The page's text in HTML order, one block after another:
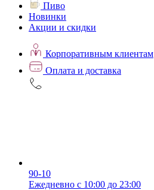
Пиво
Новинки
Акции и скидки
Корпоративным клиентам
Оплата и доставка
90-10
Ежедневно с 10:00 до 23:00